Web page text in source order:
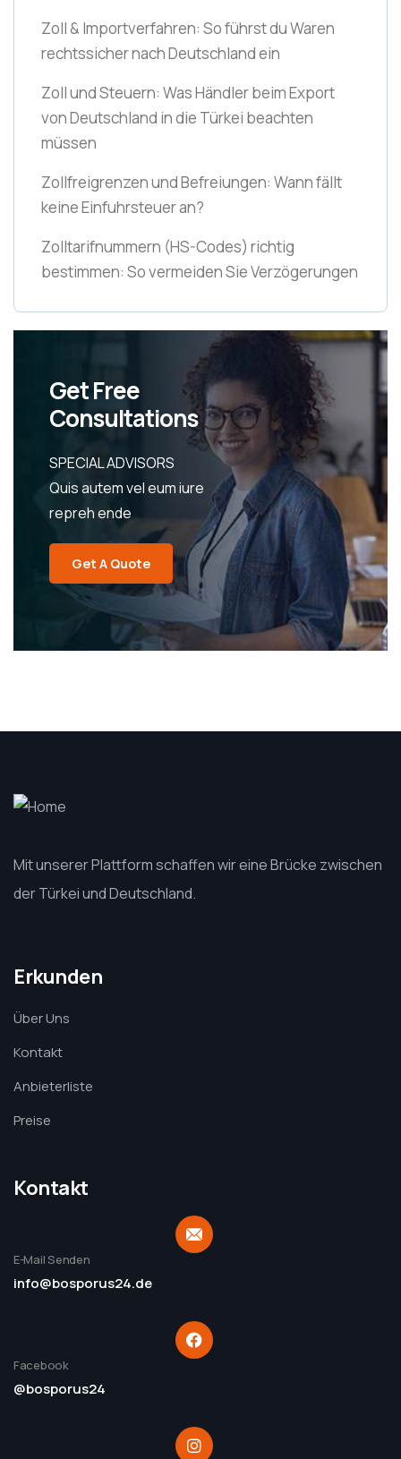
Zoll & Importverfahren: So führst du Waren
rechtssicher nach Deutschland ein
Zoll und Steuern: Was Händler beim Export
von Deutschland in die Türkei beachten
müssen
Zollfreigrenzen und Befreiungen: Wann fällt
keine Einfuhrsteuer an?
Zolltarifnummern (HS-Codes) richtig
bestimmen: So vermeiden Sie Verzögerungen
Get Free
Consultations
SPECIAL ADVISORS
Quis autem vel eum iure
repreh ende
Get A Quote
Mit unserer Plattform schaffen wir eine Brücke zwischen
der Türkei und Deutschland.
Erkunden
Über Uns
Kontakt
Anbieterliste
Preise
Kontakt
E-Mail Senden
info@bosporus24.de
Facebook
@bosporus24